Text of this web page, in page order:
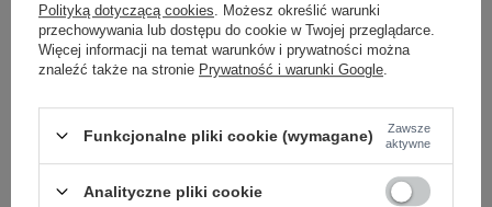
One size 5906694051906 -
Zobacz wszystkie kolory (+1)
Polityką dotyczącą cookies . Możesz określić warunki
przechowywania lub dostępu do cookie w Twojej przeglądarce.
Więcej informacji na temat warunków i prywatności można
znaleźć także na stronie Prywatność i warunki Google
Funkcjonalne pliki cookie (wymagane)
Zawsze
aktywne
Analityczne pliki cookie